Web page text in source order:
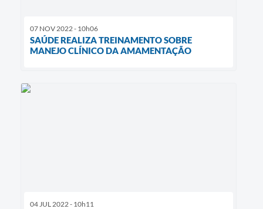
07 NOV 2022 - 10h06
SAÚDE REALIZA TREINAMENTO SOBRE
MANEJO CLÍNICO DA AMAMENTAÇÃO
04 JUL 2022 - 10h11